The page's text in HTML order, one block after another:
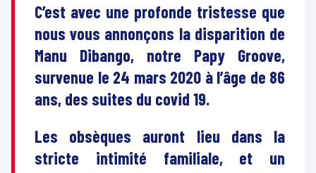
C’est avec une profonde tristesse que
nous vous annonçons la disparition de
Manu Dibango, notre Papy Groove,
survenue le 24 mars 2020 à l’âge de 86
ans, des suites du covid 19.
Les obsèques auront lieu dans la
stricte intimité familiale, et un